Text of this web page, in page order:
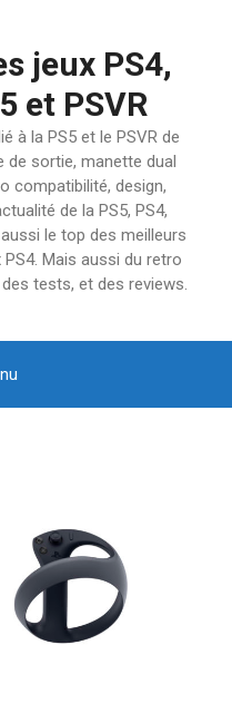
jeux PS4,
et PSVR
à la PS5 et le PSVR de
de sortie, manette dual
compatibilité, design,
de la PS5, PS4,
le top des meilleurs
Mais aussi du retro
tests, et des reviews.